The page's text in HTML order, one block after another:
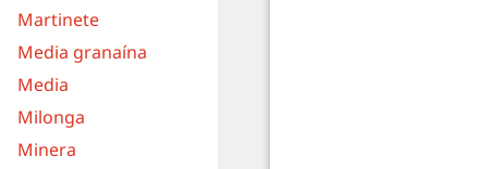
Martinete
Media granaína
Media
Milonga
Minera